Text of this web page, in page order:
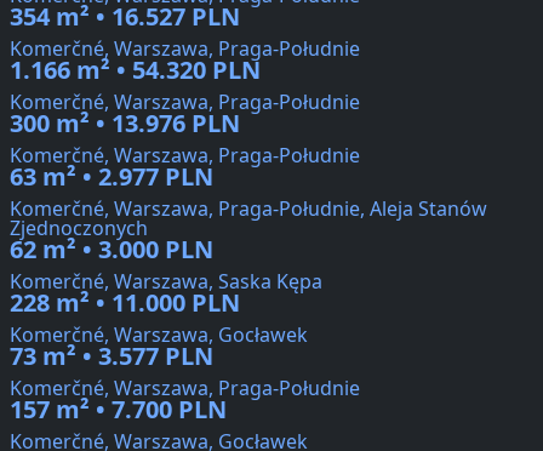
354 m² • 16.527 PLN
Komerčné, Warszawa, Praga-Południe
1.166 m² • 54.320 PLN
Komerčné, Warszawa, Praga-Południe
300 m² • 13.976 PLN
Komerčné, Warszawa, Praga-Południe
63 m² • 2.977 PLN
Komerčné, Warszawa, Praga-Południe, Aleja Stanów
Zjednoczonych
62 m² • 3.000 PLN
Komerčné, Warszawa, Saska Kępa
228 m² • 11.000 PLN
Komerčné, Warszawa, Gocławek
73 m² • 3.577 PLN
Komerčné, Warszawa, Praga-Południe
157 m² • 7.700 PLN
Komerčné, Warszawa, Gocławek